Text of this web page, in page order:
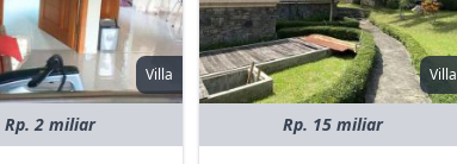
Villa
Rp. 2 miliar
Villa
Rp. 15 miliar